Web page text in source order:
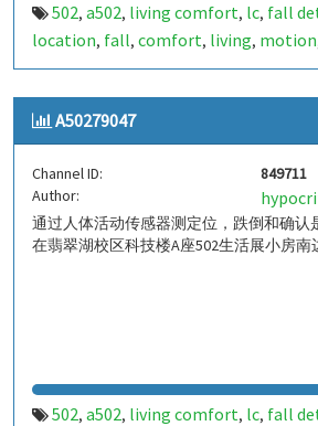
502, a502, living comfort, lc, fall
location, fall, comfort, living, motion
活,tanbir,跌倒,定位,哈山,室内定位
indoor living comfort,ilc,indoor
a50279046,849710
A50279047
Channel ID:
849711
Author:
通过人体活动传感器测定位，跌倒和确认
在翡翠湖校区科技楼A座502生活展小房南
502, a502, living comfort, lc, fall